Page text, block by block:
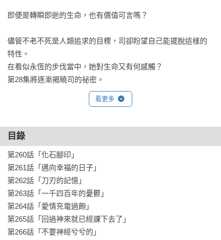
即便是轉瞬即逝的生命，也有價值可言嗎？
儘管不老不死是人類追求的目標，司卻盼望自己能擺脫這樣的
特性。
在看似永恆的步伐當中，她對生命又有何感觸？
第28集將逐漸揭曉司的祕密。
看更多
目錄
第260話「化石腳印」
第261話「邁向幸福的日子」
第262話「刀刃的記憶」
第263話「一千四百年的憂鬱」
第264話「愛情充電過飽」
第265話「回過神來就已經課下去了」
第266話「不要神經兮兮的」